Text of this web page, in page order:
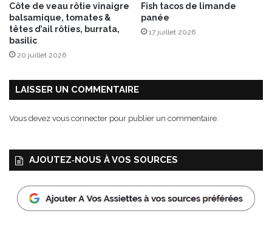
Côte de veau rôtie vinaigre
balsamique, tomates &
têtes d’ail rôties, burrata,
basilic
20 juillet 2026
Fish tacos de limande
panée
17 juillet 2026
LAISSER UN COMMENTAIRE
Vous devez vous connecter pour publier un commentaire.
AJOUTEZ‑NOUS À VOS SOURCES